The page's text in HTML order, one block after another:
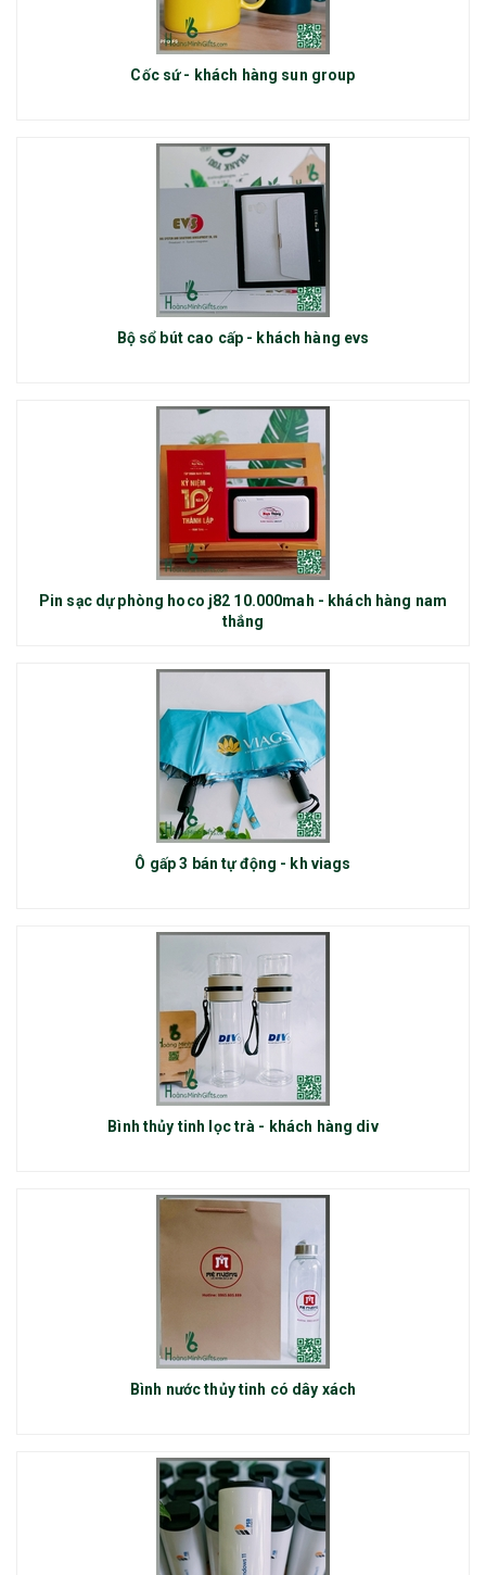
Cốc sứ - khách hàng sun group
Bộ sổ bút cao cấp - khách hàng evs
Pin sạc dự phòng hoco j82 10.000mah - khách hàng nam
thắng
Ô gấp 3 bán tự động - kh viags
Bình thủy tinh lọc trà - khách hàng div
Bình nước thủy tinh có dây xách